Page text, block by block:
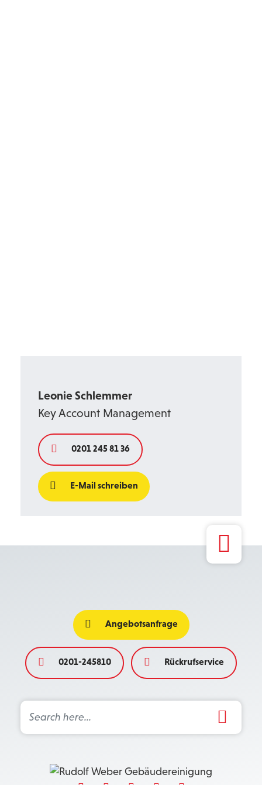
Leonie Schlemmer
Key Account Management
0201 245 81 36
E-Mail schreiben
Angebotsanfrage
0201-245810 Rückrufservice
Search
for:
Search Button